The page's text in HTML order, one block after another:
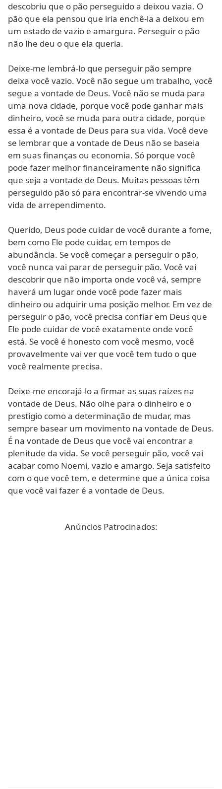
descobriu que o pão perseguido a deixou vazia. O
pão que ela pensou que iria enchê-la a deixou em
um estado de vazio e amargura. Perseguir o pão
não lhe deu o que ela queria.
Deixe-me lembrá-lo que perseguir pão sempre
deixa você vazio. Você não segue um trabalho, você
segue a vontade de Deus. Você não se muda para
uma nova cidade, porque você pode ganhar mais
dinheiro, você se muda para outra cidade, porque
essa é a vontade de Deus para sua vida. Você deve
se lembrar que a vontade de Deus não se baseia
em suas finanças ou economia. Só porque você
pode fazer melhor financeiramente não significa
que seja a vontade de Deus. Muitas pessoas têm
perseguido pão só para encontrar-se vivendo uma
vida de arrependimento.
Querido, Deus pode cuidar de você durante a fome,
bem como Ele pode cuidar, em tempos de
abundância. Se você começar a perseguir o pão,
você nunca vai parar de perseguir pão. Você vai
descobrir que não importa onde você vá, sempre
haverá um lugar onde você pode fazer mais
dinheiro ou adquirir uma posição melhor. Em vez de
perseguir o pão, você precisa confiar em Deus que
Ele pode cuidar de você exatamente onde você
está. Se você é honesto com você mesmo, você
provavelmente vai ver que você tem tudo o que
você realmente precisa.
Deixe-me encorajá-lo a firmar as suas raízes na
vontade de Deus. Não olhe para o dinheiro e o
prestígio como a determinação de mudar, mas
sempre basear um movimento na vontade de Deus.
É na vontade de Deus que você vai encontrar a
plenitude da vida. Se você perseguir pão, você vai
acabar como Noemi, vazio e amargo. Seja satisfeito
com o que você tem, e determine que a única coisa
que você vai fazer é a vontade de Deus.
Anúncios Patrocinados: